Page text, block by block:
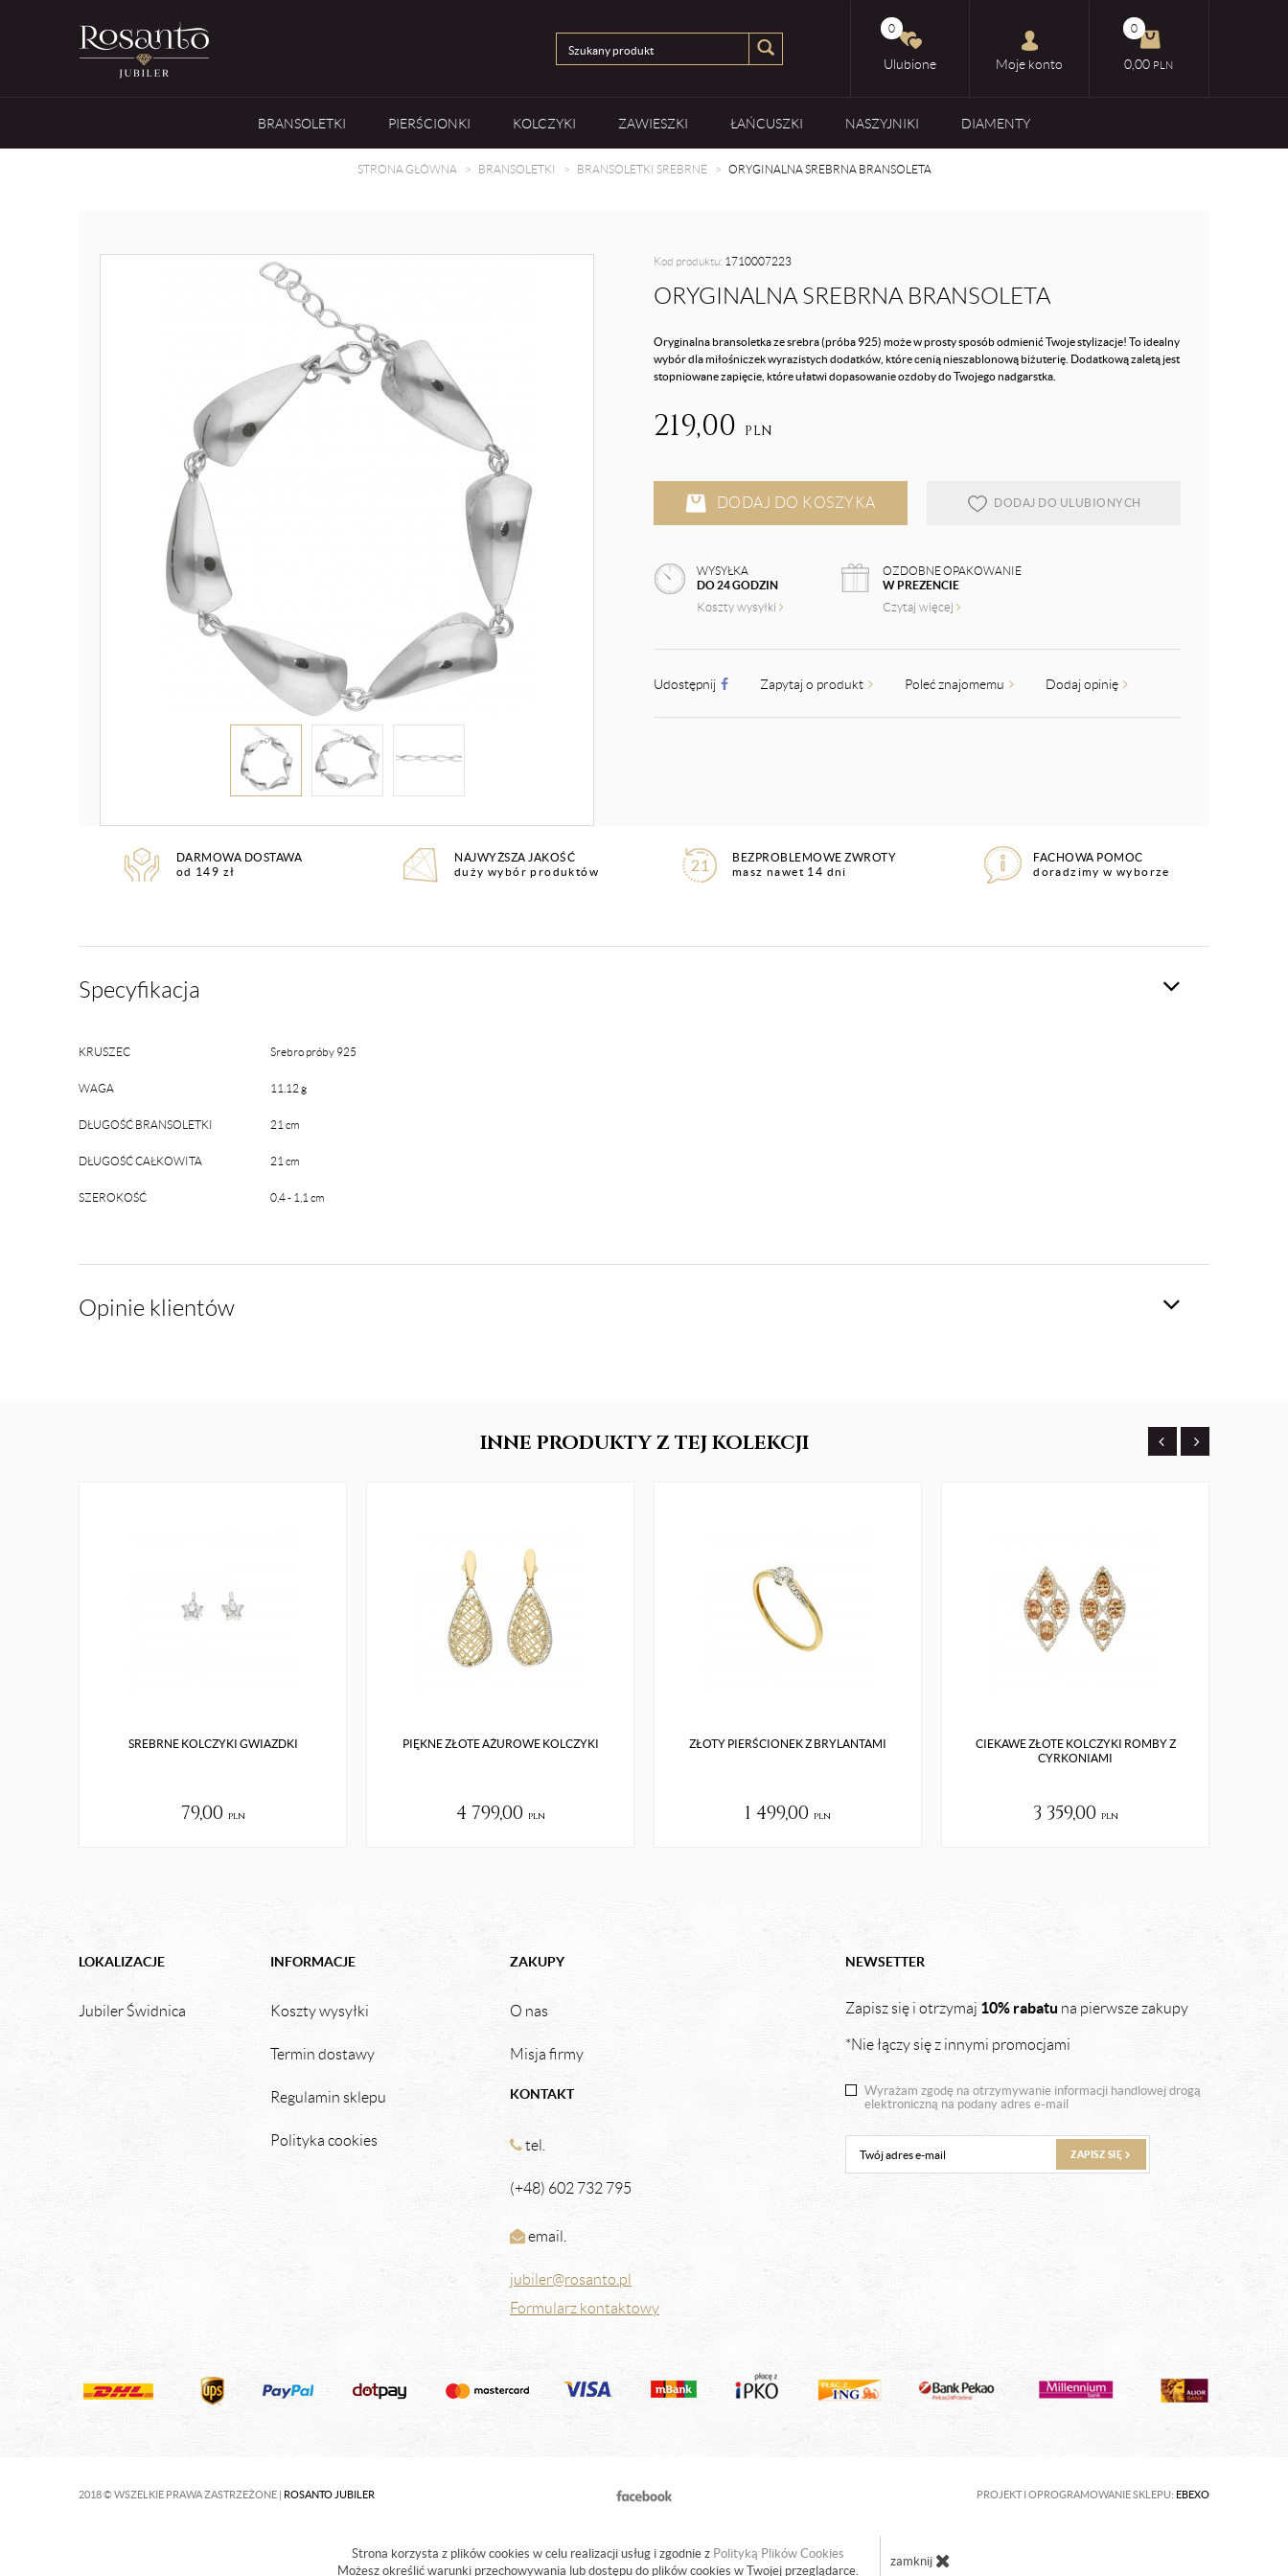
0
Ulubione Moje konto
0
0,00 PLN
BRANSOLETKI PIERŚCIONKI KOLCZYKI ZAWIESZKI ŁAŃCUSZKI NASZYJNIKI DIAMENTY
STRONA GŁÓWNA BRANSOLETKI BRANSOLETKI SREBRNE ORYGINALNA SREBRNA BRANSOLETA
Kod produktu: 1710007223
ORYGINALNA SREBRNA BRANSOLETA
Oryginalna bransoletka ze srebra (próba 925) może w prosty sposób odmienić Twoje stylizacje! To idealny
wybór dla miłośniczek wyrazistych dodatków, które cenią nieszablonową biżuterię. Dodatkową zaletą jest
stopniowane zapięcie, które ułatwi dopasowanie ozdoby do Twojego nadgarstka.
219,00 PLN
DODAJ DO KOSZYKA DODAJ DO ULUBIONYCH
WYSYŁKA
DO 24 GODZIN
Koszty wysyłki
OZDOBNE OPAKOWANIE
W PREZENCIE
Czytaj więcej
Udostępnij Zapytaj o produkt Poleć znajomemu Dodaj opinię
DARMOWA DOSTAWA
od 149 zł
NAJWYŻSZA JAKOŚĆ
duży wybór produktów
BEZPROBLEMOWE ZWROTY
masz nawet 14 dni
FACHOWA POMOC
doradzimy w wyborze
Specyfikacja
KRUSZEC Srebro próby 925
WAGA 11.12 g
DŁUGOŚĆ BRANSOLETKI 21 cm
DŁUGOŚĆ CAŁKOWITA 21 cm
SZEROKOŚĆ 0,4 - 1,1 cm
Opinie klientów
INNE PRODUKTYZ TEJ KOLEKCJI
SREBRNE KOLCZYKI GWIAZDKI
79,00 pln
PIĘKNE ZŁOTE AŻUROWE KOLCZYKI
4 799,00 pln
ZŁOTY PIERŚCIONEK Z BRYLANTAMI
1 499,00 pln
CIEKAWE ZŁOTE KOLCZYKI ROMBY Z
CYRKONIAMI
3 359,00 pln
NEWSETTER
Zapisz się i otrzymaj 10% rabatu na pierwsze zakupy
*Nie łączy się z innymi promocjami
Wyrażam zgodę na otrzymywanie informacji handlowej drogą
elektroniczną na podany adres e-mail
ZAPISZ SIĘ
LOKALIZACJE
Jubiler Świdnica
INFORMACJE
Koszty wysyłki
Termin dostawy
Regulamin sklepu
Polityka cookies
ZAKUPY
O nas
Misja firmy
KONTAKT
tel.
(+48) 602 732 795
email.
jubiler@rosanto.pl
Formularz kontaktowy
2018 © WSZELKIE PRAWA ZASTRZEŻONE | ROSANTO JUBILER PROJEKT I OPROGRAMOWANIE SKLEPU: EBEXO
Strona korzysta z plików cookies w celu realizacji usług i zgodnie z Polityką Plików Cookies
Możesz określić warunki przechowywania lub dostępu do plików cookies w Twojej przeglądarce.
zamknij